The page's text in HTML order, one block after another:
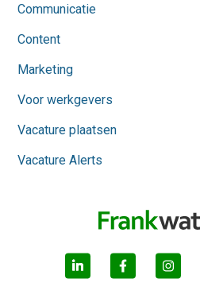
Communicatie
Content
Marketing
Voor werkgevers
Vacature plaatsen
Vacature Alerts